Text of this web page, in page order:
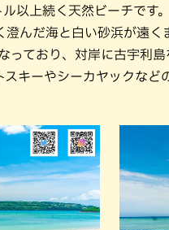
以上続く天然ビーチです
んだ海と白い砂浜が遠く
っており、対岸に古宇利
キーやシーカヤックなど